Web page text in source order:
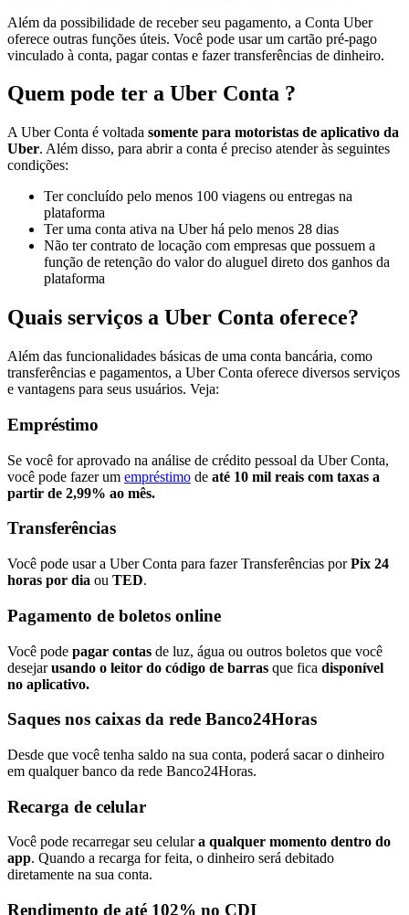
Além da possibilidade de receber seu pagamento, a Conta Uber
oferece outras funções úteis. Você pode usar um cartão pré-pago
vinculado à conta, pagar contas e fazer transferências de dinheiro.
Quem pode ter a Uber Conta ?
A Uber Conta é voltada somente para motoristas de aplicativo da
Uber. Além disso, para abrir a conta é preciso atender às seguintes
condições:
Ter concluído pelo menos 100 viagens ou entregas na
plataforma
Ter uma conta ativa na Uber há pelo menos 28 dias
Não ter contrato de locação com empresas que possuem a
função de retenção do valor do aluguel direto dos ganhos da
plataforma
Quais serviços a Uber Conta oferece?
Além das funcionalidades básicas de uma conta bancária, como
transferências e pagamentos, a Uber Conta oferece diversos serviços
e vantagens para seus usuários. Veja:
Empréstimo
Se você for aprovado na análise de crédito pessoal da Uber Conta,
você pode fazer um empréstimo de até 10 mil reais com taxas a
partir de 2,99% ao mês.
Transferências
Você pode usar a Uber Conta para fazer Transferências porPix 24
horas por dia ou TED.
Pagamento de boletos online
Você pode pagar contas de luz, água ou outros boletos que você
desejarusando o leitor do código de barras que fica disponível
no aplicativo.
Saques nos caixas da rede Banco24Horas
Desde que você tenha saldo na sua conta, poderá sacar o dinheiro
em qualquer banco da rede Banco24Horas.
Recarga de celular
Você pode recarregar seu celulara qualquer momento dentro do
app. Quando a recarga for feita, o dinheiro será debitado
diretamente na sua conta.
Rendimento de até 102% no CDI